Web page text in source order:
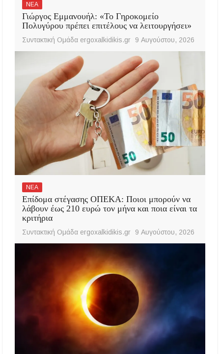
ΝΕΑ
Γιώργος Εμμανουήλ: «Το Γηροκομείο
Πολυγύρου πρέπει επιτέλους να λειτουργήσει»
Συντακτική Ομάδα ergoxalkidikis.gr 9 Αυγούστου, 2026
ΝΕΑ
Επίδομα στέγασης ΟΠΕΚΑ: Ποιοι μπορούν να
λάβουν έως 210 ευρώ τον μήνα και ποια είναι τα
κριτήρια
Συντακτική Ομάδα ergoxalkidikis.gr 9 Αυγούστου, 2026